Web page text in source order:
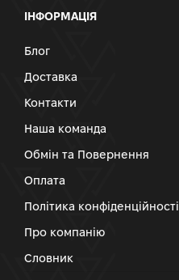
ІНФОРМАЦІЯ
Блог
Доставка
Контакти
Наша команда
Обмін та Повернення
Оплата
Політика конфіденційності
Про компанію
Словник